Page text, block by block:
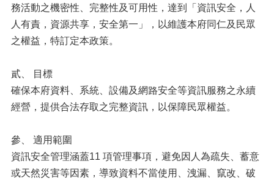
緝
專
區
防
宣
導
人
保
護
務活動之機密性、完整性及可用性，達到「資訊安全，人
人有責，資源共享，安全第一」，以維護本府同仁及民眾
之權益，特訂定本政策。
貳、 目標
確保本府資料、系統、設備及網路安全等資訊服務之永續
經營，提供合法存取之完整資訊，以保障民眾權益。
參、 適用範圍
資訊安全管理涵蓋11 項管理事項，避免因人為疏失、蓄意
或天然災害等因素，導致資料不當使用、洩漏、竄改、破